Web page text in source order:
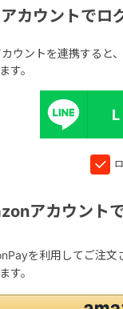
カウントでロ
ウントを連携すると
す。
アカウント
を利用してご注文
す。